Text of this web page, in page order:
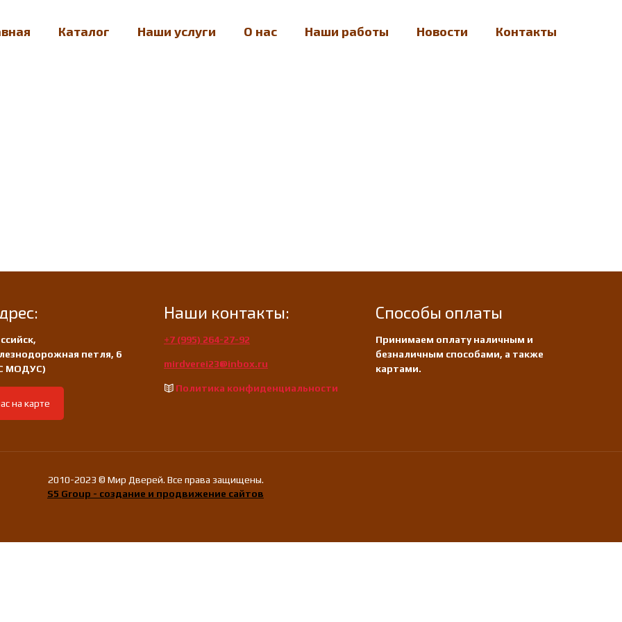
Каталог Наши услуги О нас Наши работы Новости Контакты
петля, 6
МОДУС)
на карте
Наши контакты:
+7 (995) 264-27-92
mirdverei23@inbox.ru
Политика конфиденциальности
Способы оплаты
Принимаем оплату наличным и
безналичным способами, а также
картами.
2010-2023 © Мир Дверей. Все права защищены.
S5 Group - создание и продвижение сайтов